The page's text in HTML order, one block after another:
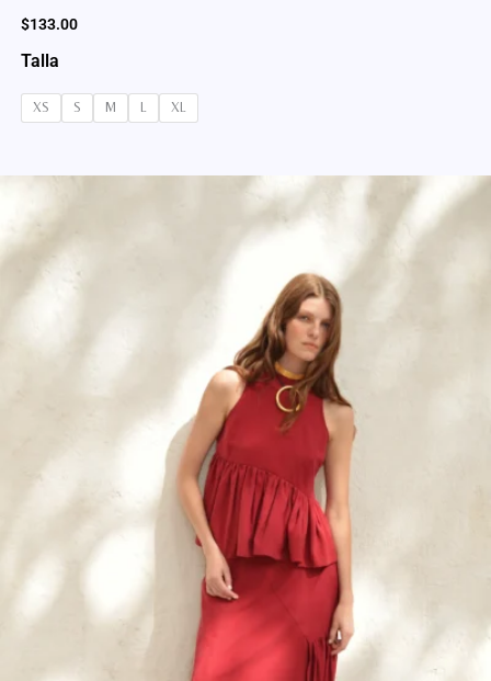
$133.00
Talla
XS S M L XL